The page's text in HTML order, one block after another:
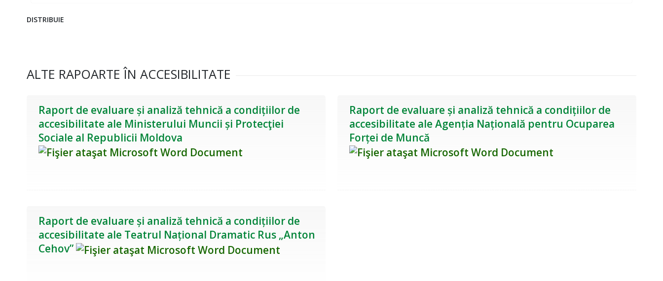
DISTRIBUIE
ALTE RAPOARTE ÎN ACCESIBILITATE
Raport de evaluare și analiză tehnică a condițiilor de
accesibilitate ale Ministerului Muncii și Protecţiei
Sociale al Republicii Moldova
Raport de evaluare și analiză tehnică a condițiilor de
accesibilitate ale Agenția Națională pentru Ocuparea
Forței de Muncă
Raport de evaluare și analiză tehnică a condițiilor de
accesibilitate ale Teatrul Național Dramatic Rus „Anton
Cehov”